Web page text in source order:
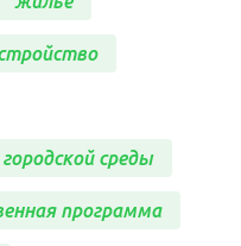
среды
программа